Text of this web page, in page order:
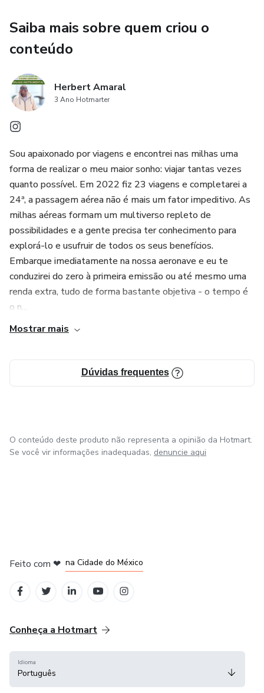
Saiba mais sobre quem criou o
conteúdo
Herbert Amaral
3 Ano Hotmarter
Sou apaixonado por viagens e encontrei nas milhas uma
forma de realizar o meu maior sonho: viajar tantas vezes
quanto possível. Em 2022 fiz 23 viagens e completarei a
24ª, a passagem aérea não é mais um fator impeditivo. As
milhas aéreas formam um multiverso repleto de
possibilidades e a gente precisa ter conhecimento para
explorá-lo e usufruir de todos os seus benefícios.
Embarque imediatamente na nossa aeronave e eu te
conduzirei do zero à primeira emissão ou até mesmo uma
renda extra, tudo de forma bastante objetiva - o tempo é
o n...
Mostrar mais
Dúvidas frequentes
O conteúdo deste produto não representa a opinião da Hotmart.
Se você vir informações inadequadas, denuncie aqui
Feito com ❤ na Cidade do México
Conheça a Hotmart
Idioma
Português